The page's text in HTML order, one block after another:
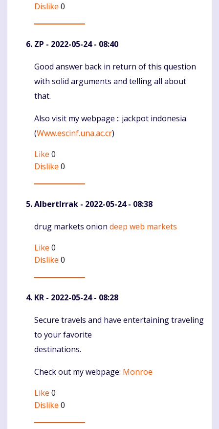
Dislike 0
ZP - 2022-05-24 - 08:40
Komentaras
Good answer back in return of this question
with solid arguments and telling all about
that.
Also visit my webpage :: jackpot indonesia
(Www.escinf.una.ac.cr)
Like 0
Dislike 0
AlbertIrrak - 2022-05-24 - 08:38
Komentaras
drug markets onion deep web markets
Like 0
Dislike 0
KR - 2022-05-24 - 08:28
Komentaras
Secure travels and have entertaining traveling
to your favorite
destinations.
Check out my webpage: Monroe
Like 0
Dislike 0